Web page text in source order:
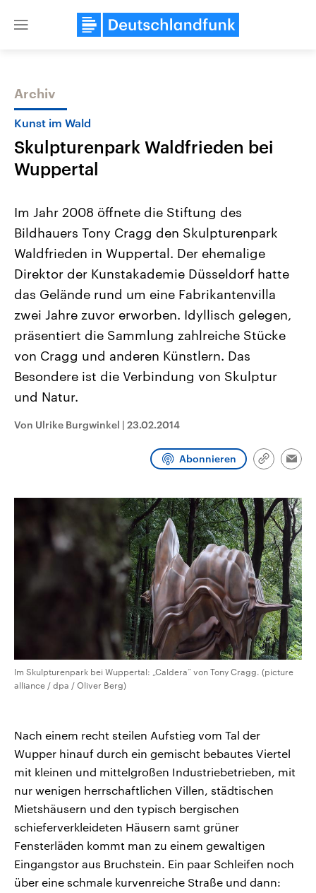
Close
Themen
Landtagswahl Sachsen-Anhalt
2026
Alle Informationen
Sachsen-Anhalt wählt am 6.
September 2026 einen neuen
Landtag. Seit 2021 wird das
Bundesland von einer Koalition aus
Umfragen, Prognosen,
Wahlprogramme, aktuelle Berichte
und Hintergründe zu den Parteien
und Kandidaten der anstehenden
Wahl.
USA
Aktuelle Beiträge,
Hintergründe
Wirtschaftlich und
gehören die Vereinigten
den mächtigsten Ländern
mit großem Einfluss auf
aktuelle Weltgeschehen.
Sendungen Programm Podcasts
Audio-Archiv
Archiv
Kunst im Wald
Skulpturenpark Waldfrieden bei
Wuppertal
Im Jahr 2008 öffnete die Stiftung des
Bildhauers Tony Cragg den Skulpturenpark
Waldfrieden in Wuppertal. Der ehemalige
Direktor der Kunstakademie Düsseldorf hatte
das Gelände rund um eine Fabrikantenvilla
zwei Jahre zuvor erworben. Idyllisch gelegen,
präsentiert die Sammlung zahlreiche Stücke
von Cragg und anderen Künstlern. Das
Besondere ist die Verbindung von Skulptur
und Natur.
Von Ulrike Burgwinkel | 23.02.2014
Abonnieren
Link
Im Skulpturenpark bei Wuppertal: „Caldera“ von Tony Cragg. (picture
alliance / dpa / Oliver Berg)
Nach einem recht steilen Aufstieg vom Tal der
Wupper hinauf durch ein gemischt bebautes Viertel
mit kleinen und mittelgroßen Industriebetrieben, mit
nur wenigen herrschaftlichen Villen, städtischen
Mietshäusern und den typisch bergischen
schieferverkleideten Häusern samt grüner
Fensterläden kommt man zu einem gewaltigen
Eingangstor aus Bruchstein. Ein paar Schleifen noch
über eine schmale kurvenreiche Straße und dann: